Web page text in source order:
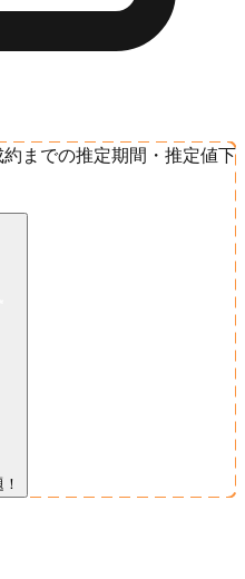
までの推定期間・推定値下